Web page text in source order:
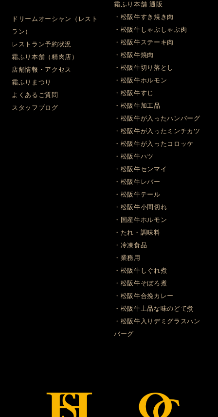
ドリームオーシャン（レスト
ラン）
レストラン予約状況
霜ふり本舗（精肉店）
店舗情報・アクセス
霜ふりまつり
よくあるご質問
スタッフブログ
霜ふり本舗 通販
・松阪牛すき焼き肉
・松阪牛しゃぶしゃぶ肉
・松阪牛ステーキ肉
・松阪牛焼肉
・松阪牛切り落とし
・松阪牛ホルモン
・松阪牛すじ
・松阪牛加工品
・松阪牛が入ったハンバーグ
・松阪牛が入ったミンチカツ
・松阪牛が入ったコロッケ
・松阪牛ハツ
・松阪牛センマイ
・松阪牛レバー
・松阪牛テール
・松阪牛小間切れ
・国産牛ホルモン
・たれ・調味料
・冷凍食品
・業務用
・松阪牛しぐれ煮
・松阪牛そぼろ煮
・松阪牛合挽カレー
・松阪牛上品な味のどて煮
・松阪牛入りデミグラスハン
バーグ